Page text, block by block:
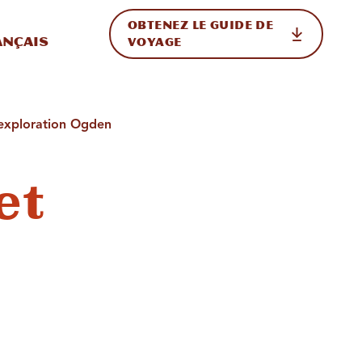
le site
vers l'international
OBTENEZ LE GUIDE DE
VOYAGE
Ogden